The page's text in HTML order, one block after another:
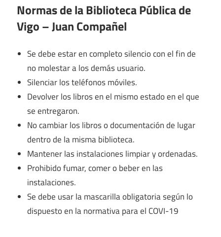
Normas de la Biblioteca Pública de
Vigo – Juan Compañel
Se debe estar en completo silencio con el fin de
no molestar a los demás usuario.
Silenciar los teléfonos móviles.
Devolver los libros en el mismo estado en el que
se entregaron.
No cambiar los libros o documentación de lugar
dentro de la misma biblioteca.
Mantener las instalaciones limpiar y ordenadas.
Prohibido fumar, comer o beber en las
instalaciones.
Se debe usar la mascarilla obligatoria según lo
dispuesto en la normativa para el COVI-19